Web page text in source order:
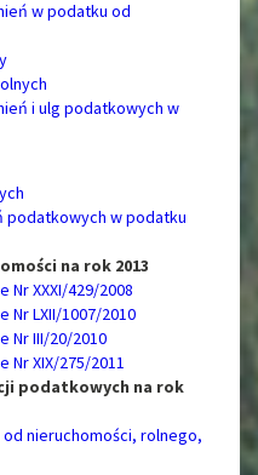
w podatku od
i ulg podatkowych w
podatkowych w podatku
na rok 2013
Nr XXXI/429/2008
Nr LXII/1007/2010
Nr III/20/2010
Nr XIX/275/2011
podatkowych na rok
nieruchomości, rolnego,